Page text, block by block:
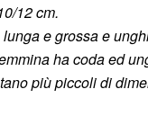
12 cm.
e grossa e
ha coda ed
più piccoli di